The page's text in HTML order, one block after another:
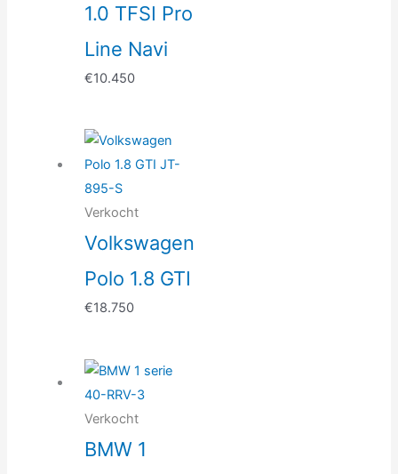
1.0 TFSI Pro
Line Navi
€10.450
Verkocht
Volkswagen
Polo 1.8 GTI
€18.750
Verkocht
BMW 1